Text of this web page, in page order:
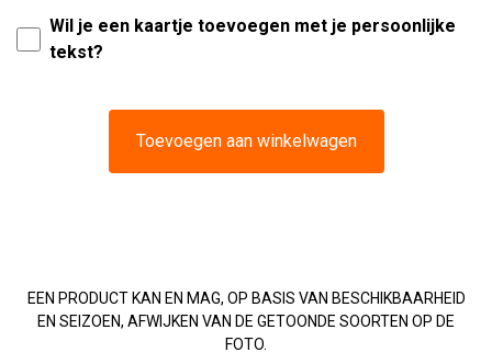
Wil je een kaartje toevoegen met je persoonlijke
tekst?
Toevoegen aan winkelwagen
EEN PRODUCT KAN EN MAG, OP BASIS VAN BESCHIKBAARHEID
EN SEIZOEN, AFWIJKEN VAN DE GETOONDE SOORTEN OP DE
FOTO.